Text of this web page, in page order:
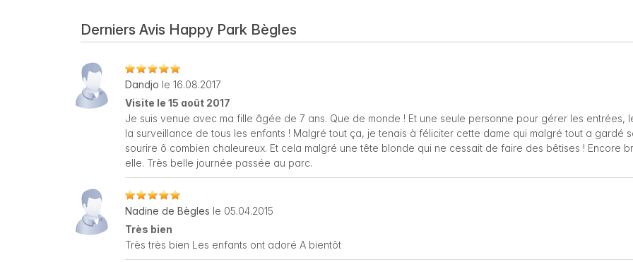
Derniers Avis Happy Park Bègles
Dandjo le 16.08.2017
Visite le 15 août 2017
Je suis venue avec ma fille âgée de 7 ans. Que de monde ! Et une seule personne pour gérer les entrées,
la surveillance de tous les enfants ! Malgré tout ça, je tenais à féliciter cette dame qui malgré tout a gardé
sourire ô combien chaleureux. Et cela malgré une tête blonde qui ne cessait de faire des bêtises ! Encore
elle. Très belle journée passée au parc.
Nadine de Bègles le 05.04.2015
Très bien
Très très bien Les enfants ont adoré A bientôt